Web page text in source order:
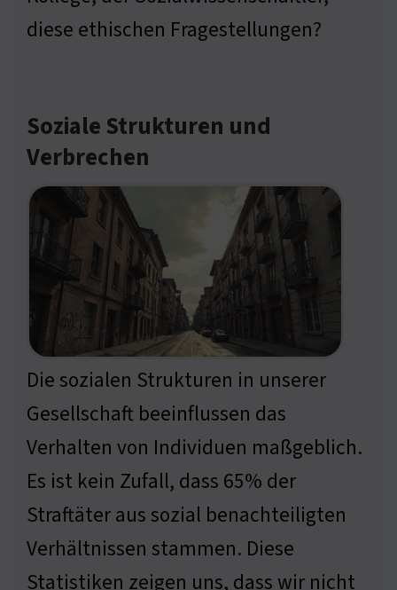
diese ethischen Fragestellungen?
Soziale Strukturen und
Verbrechen
Die sozialen Strukturen in unserer
Gesellschaft beeinflussen das
Verhalten von Individuen maßgeblich.
Es ist kein Zufall, dass 65% der
Straftäter aus sozial benachteiligten
Verhältnissen stammen. Diese
Statistiken zeigen uns, dass wir nicht